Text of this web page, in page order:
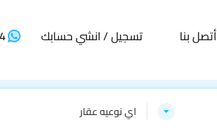
أتصل بنا تسجيل / انشي حسابك
اي نوعيه عقار